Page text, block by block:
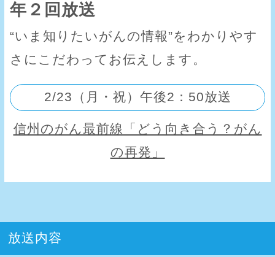
年２回放送
“いま知りたいがんの情報”をわかりやす
さにこだわってお伝えします。
2/23（月・祝）午後2：50放送
信州のがん最前線「どう向き合う？がん
の再発」
放送内容